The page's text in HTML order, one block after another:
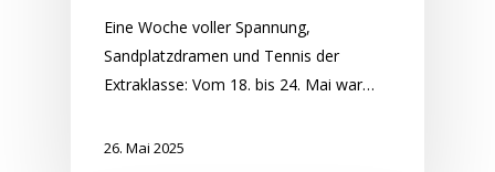
Eine Woche voller Spannung,
Sandplatzdramen und Tennis der
Extraklasse: Vom 18. bis 24. Mai war…
26. Mai 2025